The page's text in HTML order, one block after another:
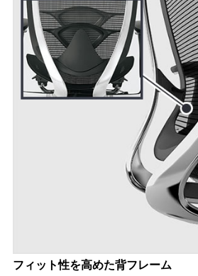
フィット性を高めた背フレーム